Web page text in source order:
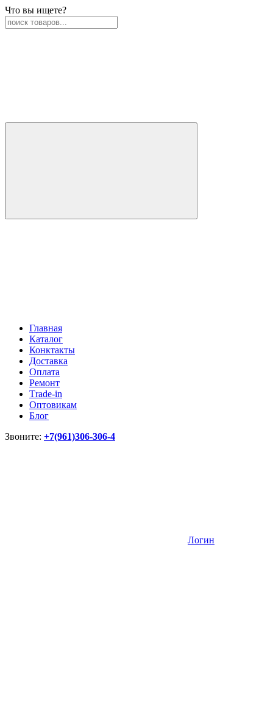
Что вы ищете?
Главная
Каталог
Конктакты
Доставка
Оплата
Ремонт
Тrade-in
Оптовикам
Блог
Звоните: +7(961)306-306-4
Логин